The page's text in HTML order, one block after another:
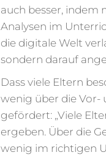
auch besser, indem
Analysen im
die digitale Welt
sondern darauf
Dass viele Eltern
wenig über die Vor-
gefördert: „Viele
ergeben. Über die
wenig im richtigen